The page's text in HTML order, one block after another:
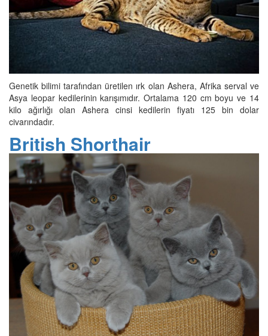
Genetik bilimi tarafından üretilen ırk olan Ashera, Afrika serval ve
Asya leopar kedilerinin karışımıdır. Ortalama 120 cm boyu ve 14
kilo ağırlığı olan Ashera cinsi kedilerin fiyatı 125 bin dolar
civarındadır.
British Shorthair